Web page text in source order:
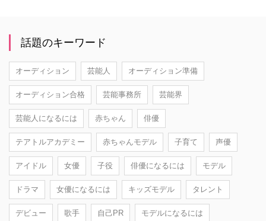
話題のキーワード
オーディション 芸能人 オーディション準備
オーディション合格 芸能事務所 芸能界
芸能人になるには 赤ちゃん 俳優
テアトルアカデミー 赤ちゃんモデル 子育て 声優
アイドル 女優 子役 俳優になるには モデル
ドラマ 女優になるには キッズモデル タレント
デビュー 歌手 自己PR モデルになるには